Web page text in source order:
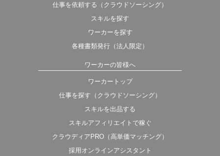
仕事を依頼する（クラウドソーシング）
スキルを探す
ワーカーを探す
各種書類発行（法人限定）
ワーカーの皆様へ
ワーカートップ
仕事を探す（クラウドソーシング）
スキルを出品する
スキルアフィリエイトで稼ぐ
クラウディアPRO（高単価マッチング）
採用オンラインアシスタント